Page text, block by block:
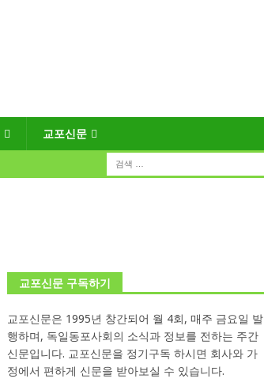
교포신문
교포신문 구독하기
교포신문은 1995년 창간되어 월 4회, 매주 금요일 발
행하며, 독일동포사회의 소식과 정보를 전하는 주간
신문입니다. 교포신문을 정기구독 하시면 회사와 가
정에서 편하게 신문을 받아보실 수 있습니다.